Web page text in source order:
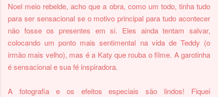
Noel meio rebelde, acho que a obra, como um todo, tinha tudo
para ser sensacional se o motivo principal para tudo acontecer
não fosse os presentes em si. Eles ainda tentam salvar,
colocando um ponto mais sentimental na vida de Teddy (o
irmão mais velho), mas é a Katy que rouba o filme. A garotinha
é sensacional e sua fé inspiradora.
A fotografia e os efeitos especiais são lindos! Fiquei